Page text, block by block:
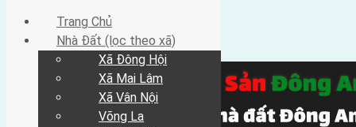
Trang Chủ
Nhà Đất (lọc theo xã)
Xã Đông Hội
Xã Mai Lâm
Xã Vân Nội
Võng La